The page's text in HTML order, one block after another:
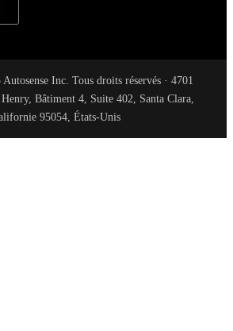
Inc. Tous droits réservés · 4701
Bâtiment 4, Suite 402, Santa Clara,
95054, États-Unis